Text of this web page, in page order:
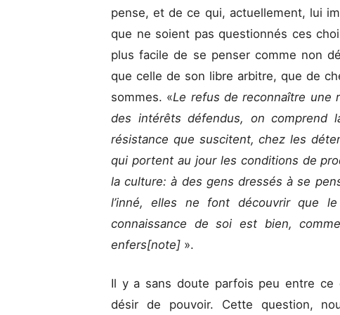
pense, et de ce qui, actuellement, lui
que ne soient pas questionnés ces
plus facile de se penser comme non
que celle de son libre arbitre, que de
sommes. «Le refus de reconnaître une
des intérêts défendus, on comprend
résistance que suscitent, chez les
qui portent au jour les conditions de
la culture: à des gens dressés à se
l’inné, elles ne font découvrir que
connaissance de soi est bien,
enfers[note] ».
Il y a sans doute parfois peu entre
désir de pouvoir. Cette question,